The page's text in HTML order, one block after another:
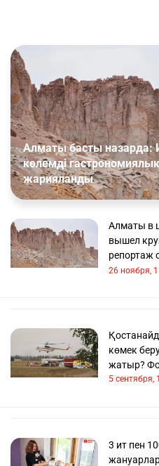
Алматы басты назарда:
көлемді
жарияланды
Алматы в
вышел
репортаж
26 ноября,
көмек
жатыр?
5 сентября,
3 ит пен